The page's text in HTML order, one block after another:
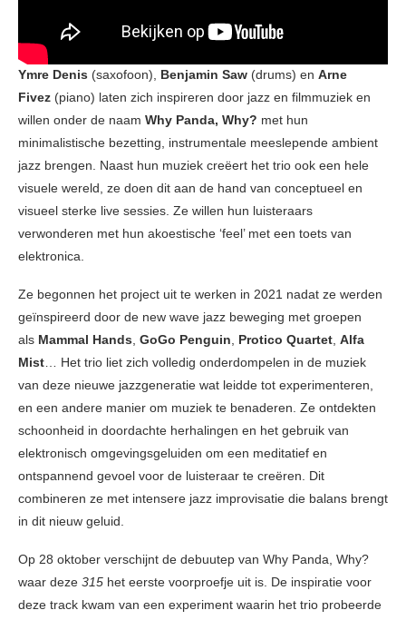
Ymre Denis (saxofoon), Benjamin Saw (drums) en Arne
Fivez (piano) laten zich inspireren door jazz en filmmuziek en
willen onder de naam Why Panda, Why? met hun
minimalistische bezetting, instrumentale meeslepende ambient
jazz brengen. Naast hun muziek creëert het trio ook een hele
visuele wereld, ze doen dit aan de hand van conceptueel en
visueel sterke live sessies. Ze willen hun luisteraars
verwonderen met hun akoestische ‘feel’ met een toets van
elektronica.
Ze begonnen het project uit te werken in 2021 nadat ze werden
geïnspireerd door de new wave jazz beweging met groepen
als Mammal Hands, GoGo Penguin, Protico Quartet, Alfa
Mist… Het trio liet zich volledig onderdompelen in de muziek
van deze nieuwe jazzgeneratie wat leidde tot experimenteren,
en een andere manier om muziek te benaderen. Ze ontdekten
schoonheid in doordachte herhalingen en het gebruik van
elektronisch omgevingsgeluiden om een meditatief en
ontspannend gevoel voor de luisteraar te creëren. Dit
combineren ze met intensere jazz improvisatie die balans brengt
in dit nieuw geluid.
Op 28 oktober verschijnt de debuutep van Why Panda, Why?
waar deze 315 het eerste voorproefje uit is. De inspiratie voor
deze track kwam van een experiment waarin het trio probeerde